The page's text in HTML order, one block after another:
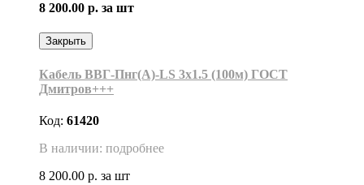
8 200.00 р. за шт
Закрыть
Кабель ВВГ-Пнг(А)-LS 3х1.5 (100м) ГОСТ
Дмитров+++
Код: 61420
В наличии: подробнее
8 200.00 р. за шт